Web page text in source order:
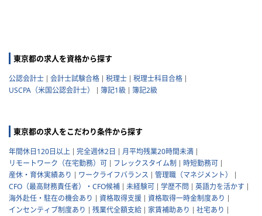
東京都の求人を資格から探す
公認会計士 会計士試験合格 税理士
税理士科目合格
USCPA（米国公認会計士）
簿記1級 簿記2級
東京都の求人をこだわり条件から探す
年間休日120日以上 完全週休2日
月平均残業20時間未満
リモートワーク（在宅勤務）可
フレックスタイム制
時短勤務可
産休・育休実績あり
ワークライフバランス
管理職（マネジメント）
CFO（最高財務責任者）・CFO候補
未経験可 学歴不問
英語力を活かす
海外赴任・駐在の機会あり
資格取得支援
資格取得一時金制度あり
インセンティブ制度あり
残業代全額支給 家賃補助あり
社宅あり